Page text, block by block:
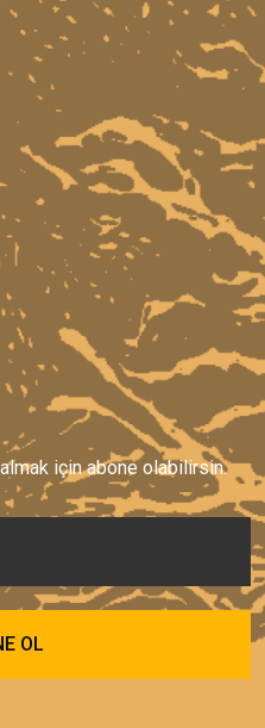
için abone olabilirsin.